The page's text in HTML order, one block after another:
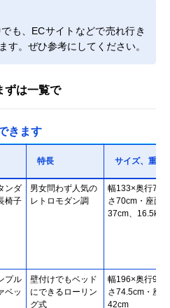
も、ECサイトなどで売れ行き
す。ぜひ参考にしてください。
ずは一覧で
きます
特長 サイズ、重さ
ンダ
椅子
男女問わず人気の
レトロモダン調
幅133×奥行70×
さ70cm・座面高
37cm、16.5kg
プル
ベッ
壁付けでもベッド
にできるローリン
グ式
幅196×奥行93×
さ74.5cm・座高
42cm